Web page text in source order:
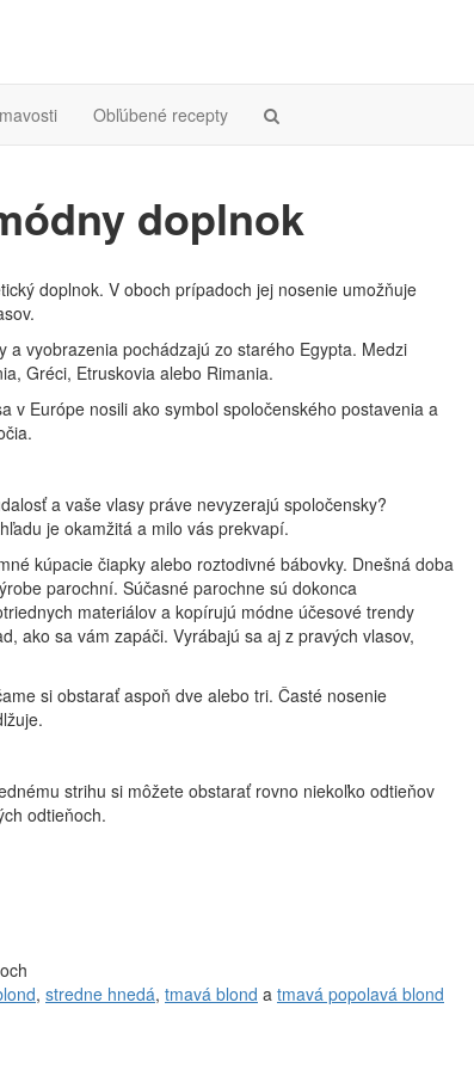
Obľúbené recepty
doplnok
doplnok. V oboch prípadoch jej nosenie umožňuje
vyobrazenia pochádzajú zo starého Egypta. Medzi
Gréci, Etruskovia alebo Rimania.
v Európe nosili ako symbol spoločenského postavenia a
a vaše vlasy práve nevyzerajú spoločensky?
je okamžitá a milo vás prekvapí.
kúpacie čiapky alebo roztodivné bábovky. Dnešná doba
parochní. Súčasné parochne sú dokonca
materiálov a kopírujú módne účesové trendy
ako sa vám zapáči. Vyrábajú sa aj z pravých vlasov,
si obstarať aspoň dve alebo tri. Časté nosenie
strihu si môžete obstarať rovno niekoľko odtieňov
odtieňoch.
, stredne hnedá, tmavá blond a tmavá popolavá blond